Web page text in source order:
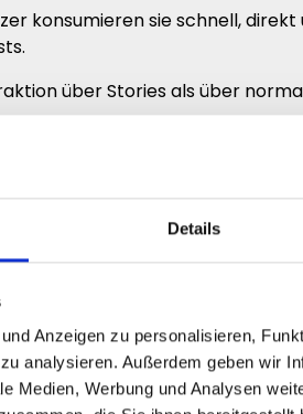
Details
Anzeigen zu personalisieren,
analysieren. Außerdem geben wir
Medien, Werbung und Analysen
konsumieren sie schnell,
über Stories als über
Inhalte schnell weniger